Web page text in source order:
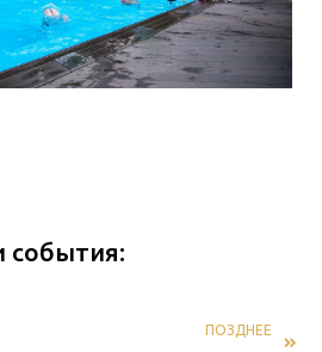
события:
ПОЗДНЕЕ